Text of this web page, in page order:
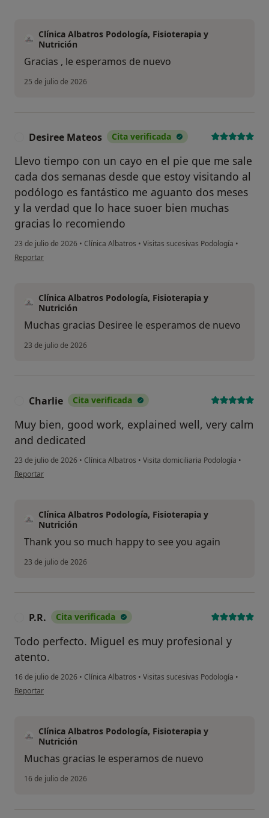
Clínica Albatros Podología, Fisioterapia y
Nutrición
Gracias , le esperamos de nuevo
25 de julio de 2026
Desiree Mateos Cita verificada
Llevo tiempo con un cayo en el pie que me sale
cada dos semanas desde que estoy visitando al
podólogo es fantástico me aguanto dos meses
y la verdad que lo hace suoer bien muchas
gracias lo recomiendo
23 de julio de 2026 • Clínica Albatros • Visitas sucesivas Podología •
en opinión del usuario Desiree Mateos
Reportar
Clínica Albatros Podología, Fisioterapia y
Nutrición
Muchas gracias Desiree le esperamos de nuevo
23 de julio de 2026
Charlie Cita verificada
Muy bien, good work, explained well, very calm
and dedicated
23 de julio de 2026 • Clínica Albatros • Visita domiciliaria Podología •
en opinión del usuario Charlie
Reportar
Clínica Albatros Podología, Fisioterapia y
Nutrición
Thank you so much happy to see you again
23 de julio de 2026
P.R. Cita verificada
Todo perfecto. Miguel es muy profesional y
atento.
16 de julio de 2026 • Clínica Albatros • Visitas sucesivas Podología •
en opinión del usuario P.R.
Reportar
Clínica Albatros Podología, Fisioterapia y
Nutrición
Muchas gracias le esperamos de nuevo
16 de julio de 2026
o chatbot de IA para hablar
sobre un tema emocional o
psicológico?
Sí, varias veces
No, pero lo consideraría